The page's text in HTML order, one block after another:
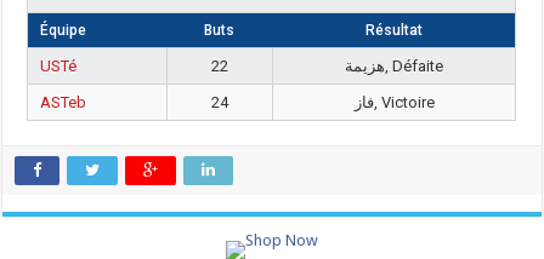
Équipe Buts Résultat
USTé 22
هزيمة, Défaite
ASTeb
24 فاز, Victoire